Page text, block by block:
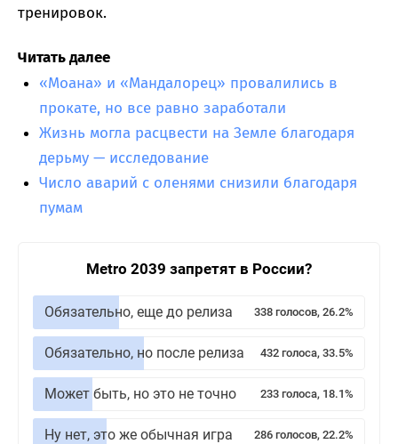
тренировок.
Читать далее
«Моана» и «Мандалорец» провалились в
прокате, но все равно заработали
Жизнь могла расцвести на Земле благодаря
дерьму — исследование
Число аварий с оленями снизили благодаря
пумам
Metro 2039 запретят в России?
Обязательно, еще до релиза 338 голосов, 26.2%
Обязательно, но после релиза 432 голоса, 33.5%
Может быть, но это не точно 233 голоса, 18.1%
Ну нет, это же обычная игра 286 голосов, 22.2%